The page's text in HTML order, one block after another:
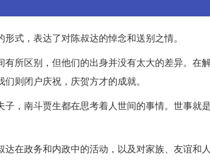
式，表达了对陈叔达的悼念和送别之情。
所区别，但他们的出身并没有太大的差异。在
则闭户庆祝，庆贺方才的成就。
，南斗贾生都在思考着人世间的事情。世事就
在政务和内政中的活动，以及对家族、友谊和